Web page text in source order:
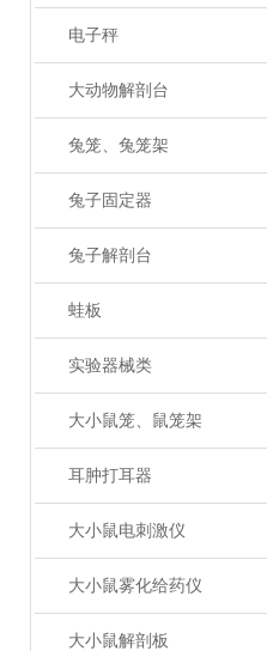
电子秤
大动物解剖台
兔笼、兔笼架
兔子固定器
兔子解剖台
蛙板
实验器械类
大小鼠笼、鼠笼架
耳肿打耳器
大小鼠电刺激仪
大小鼠雾化给药仪
大小鼠解剖板